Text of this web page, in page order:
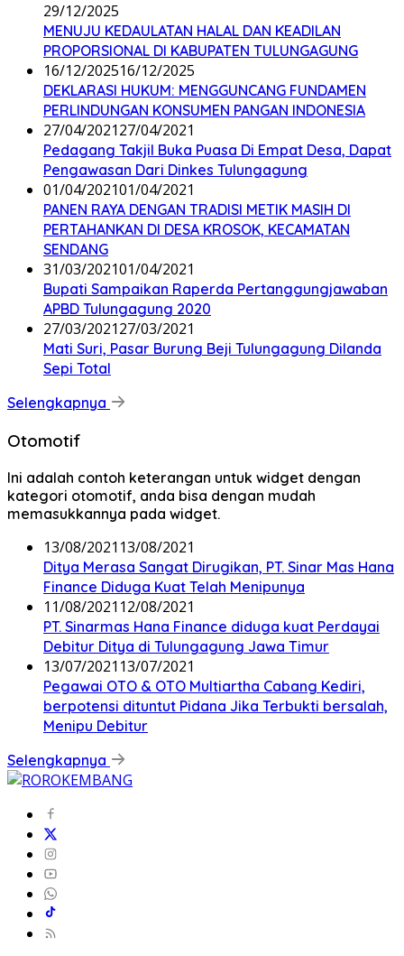
29/12/2025
MENUJU KEDAULATAN HALAL DAN KEADILAN
PROPORSIONAL DI KABUPATEN TULUNGAGUNG
16/12/202516/12/2025
DEKLARASI HUKUM: MENGGUNCANG FUNDAMEN
PERLINDUNGAN KONSUMEN PANGAN INDONESIA
27/04/202127/04/2021
Pedagang Takjil Buka Puasa Di Empat Desa, Dapat
Pengawasan Dari Dinkes Tulungagung
01/04/202101/04/2021
PANEN RAYA DENGAN TRADISI METIK MASIH DI
PERTAHANKAN DI DESA KROSOK, KECAMATAN
SENDANG
31/03/202101/04/2021
Bupati Sampaikan Raperda Pertanggungjawaban
APBD Tulungagung 2020
27/03/202127/03/2021
Mati Suri, Pasar Burung Beji Tulungagung Dilanda
Sepi Total
Selengkapnya
Otomotif
Ini adalah contoh keterangan untuk widget dengan
kategori otomotif, anda bisa dengan mudah
memasukkannya pada widget.
13/08/2021 13/08/2021
Ditya Merasa Sangat Dirugikan, PT. Sinar Mas Hana
Finance Diduga Kuat Telah Menipunya
11/08/2021 12/08/2021
PT. Sinarmas Hana Finance diduga kuat Perdayai
Debitur Ditya di Tulungagung Jawa Timur
13/07/2021 13/07/2021
Pegawai OTO & OTO Multiartha Cabang Kediri,
berpotensi dituntut Pidana Jika Terbukti bersalah,
Menipu Debitur
Selengkapnya